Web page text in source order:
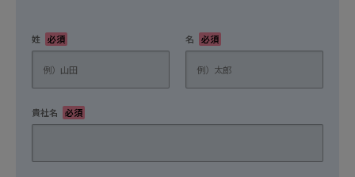
姓 必須 名 必須
貴社名 必須